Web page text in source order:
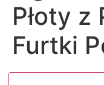
Płoty z
Furtki